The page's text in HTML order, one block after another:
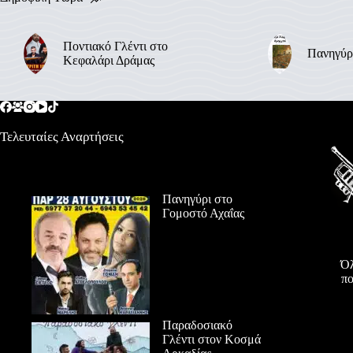
Ποντιακό Γλέντι στο
Κεφαλάρι Δράμας
Τελευταίες Αναρτήσεις
Πανηγύρι στο
Γομοστό Αχαΐας
Παραδοσιακό
Γλέντι στον Κοσμά